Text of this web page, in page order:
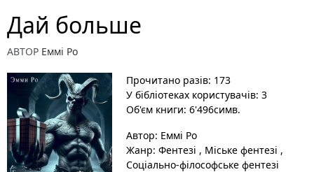
Дай больше
АВТОР Еммі Ро
Прочитано разів: 173
У бібліотеках користувачів: 3
Об'єм книги: 6'496симв.
Автор: Еммі Ро
Жанр: Фентезі , Міське фентезі ,
Соціально-філософське фентезі